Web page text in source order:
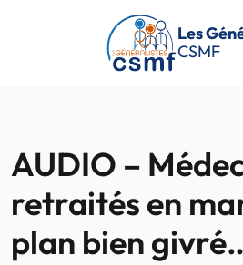
Passer au contenu principal
Les
CSMF
AUDIO –
retraités en
plan bien